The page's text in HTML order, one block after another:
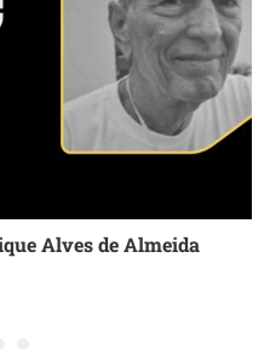
Alves de Almeida